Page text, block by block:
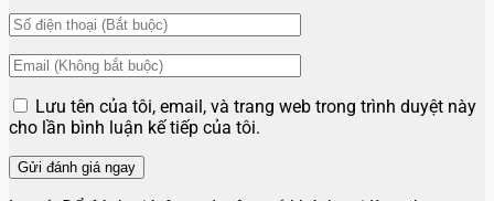
Lưu tên của tôi, email, và trang web trong trình duyệt này
cho lần bình luận kế tiếp của tôi.